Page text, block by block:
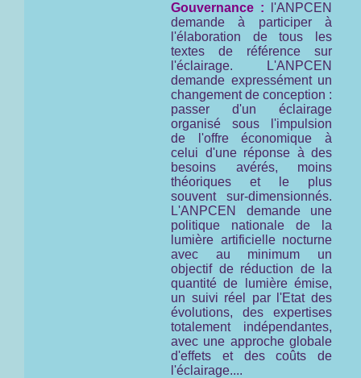
Gouvernance :
l'ANPCEN
demande à participer à
l'élaboration de tous les
textes de référence sur
l'éclairage. L'ANPCEN
demande expressément un
changement de conception :
passer d'un éclairage
organisé sous l'impulsion
de l'offre économique à
celui d'une réponse à des
besoins avérés, moins
théoriques et le plus
souvent sur-dimensionnés.
L'ANPCEN demande une
politique nationale de la
lumière artificielle nocturne
avec au minimum un
objectif de réduction de la
quantité de lumière émise,
un suivi réel par l'Etat des
évolutions, des expertises
totalement indépendantes,
avec une approche globale
d'effets et des coûts de
l'éclairage....